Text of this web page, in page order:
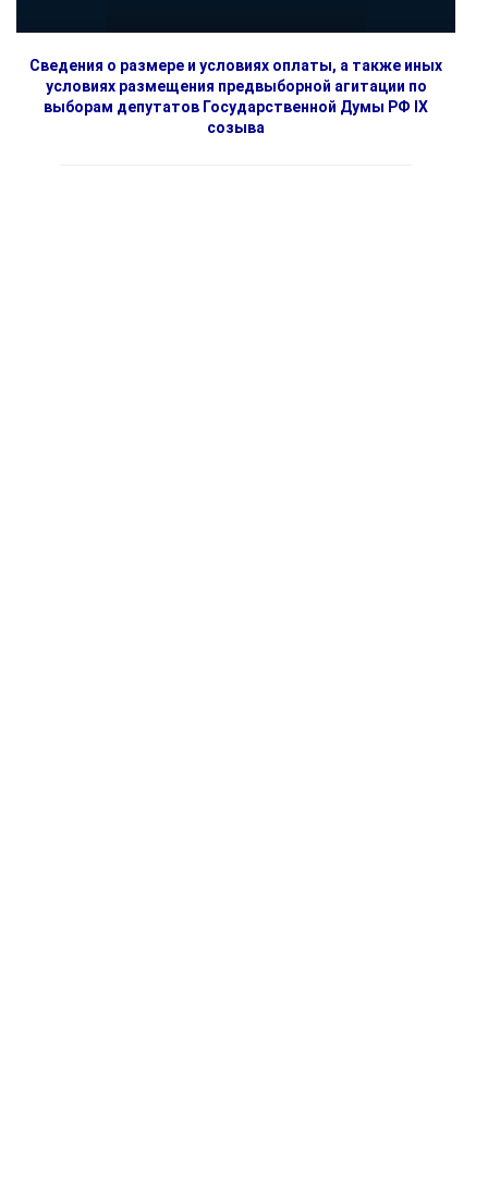
Сведения о размере и условиях оплаты, а также иных
условиях размещения предвыборной агитации по
выборам депутатов Государственной Думы РФ IX
созыва